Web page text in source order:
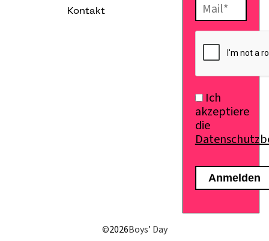
Kontakt
Ich
akzeptiere
die
©2026Boys’ Day